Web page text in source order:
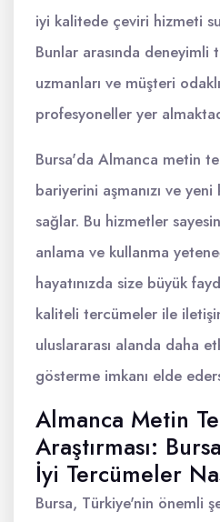
iyi kalitede çeviri hizmeti
Bunlar arasında deneyimli
uzmanları ve müşteri
profesyoneller yer
Bursa'da Almanca metin
bariyerini aşmanızı ve yeni
sağlar. Bu hizmetler
anlama ve kullanma
hayatınızda size büyük
kaliteli tercümeler ile
uluslararası alanda daha
gösterme imkanı elde
Almanca Metin
Araştırması:
İyi Tercümeler
Bursa, Türkiye'nin önemli